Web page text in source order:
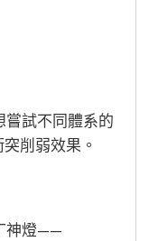
嘗試不同體系的
削弱效果。
神燈——